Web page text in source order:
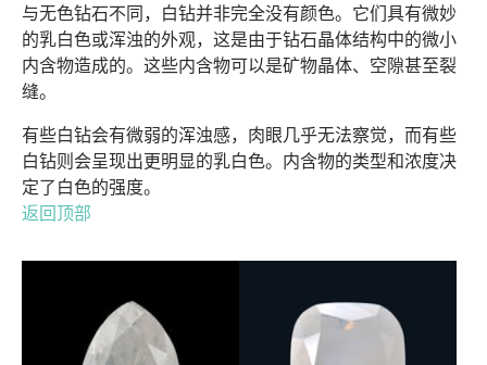
与无色钻石不同，白钻并非完全没有颜色。它们具有微妙
的乳白色或浑浊的外观，这是由于钻石晶体结构中的微小
内含物造成的。这些内含物可以是矿物晶体、空隙甚至裂
缝。
有些白钻会有微弱的浑浊感，肉眼几乎无法察觉，而有些
白钻则会呈现出更明显的乳白色。内含物的类型和浓度决
定了白色的强度。
返回顶部